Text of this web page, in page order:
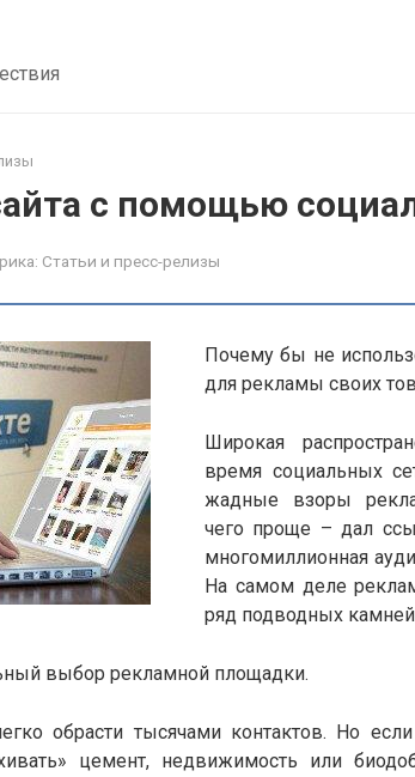
с помощью
Статьи и пресс-релизы
Почему бы не
для рекламы своих
Широкая
время социальных
жадные взоры
чего проще – дал
многомиллионная
На самом деле
ряд подводных
выбор рекламной площадки.
обрасти тысячами контактов. Но
цемент, недвижимость или